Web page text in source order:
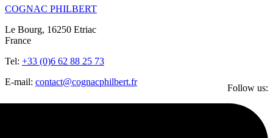
COGNAC PHILBERT
Le Bourg, 16250 Etriac
France
Tel: +33 (0)6 62 88 25 73
E-mail: contact@cognacphilbert.fr
Follow us: